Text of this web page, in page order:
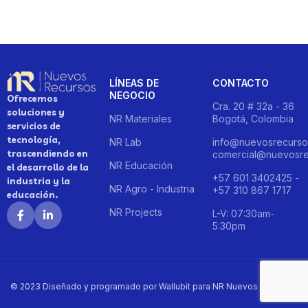
Ofrecemos
soluciones y
servicios de
tecnología,
trascendiendo en
el desarrollo de la
industria y la
educación.
LÍNEAS DE
NEGOCIO
NR Materiales
NR Lab
NR Educación
NR Agro - Industria
NR Projects
CONTACTO
Cra. 20 # 32a - 36
Bogotá, Colombia
+57 601 3402425 -
+57 310 867 1717
L-V: 07:30am-
5:30pm
© 2023 Diseñado y programado por Wallubit para NR Nuevos Recursos